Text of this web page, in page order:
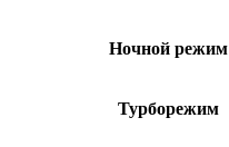
Ночной режим
Турборежим